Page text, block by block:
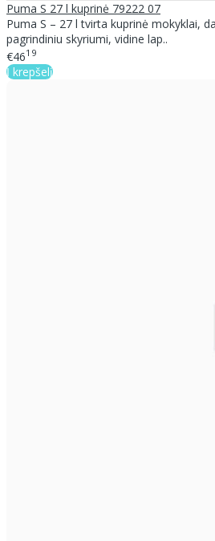
Puma S 27 l kuprinė 79222 07
Puma S – 27 l tvirta kuprinė mokyklai,
pagrindiniu skyriumi, vidine lap..
€4619
Į krepšelį